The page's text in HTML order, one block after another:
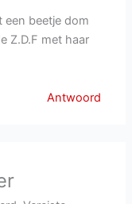
een beetje dom
Z.D.F met haar
Antwoord